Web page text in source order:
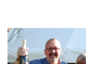
Branding
ARMCHAIR